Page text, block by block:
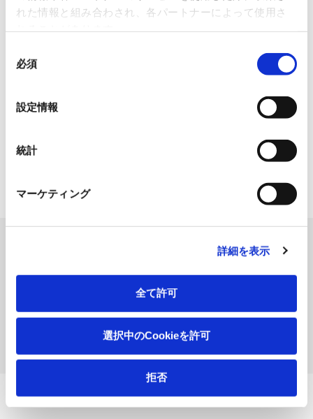
れた情報と組み合わされ、各パートナーによって使用さ
必須
設定情報
統計
マーケティング
詳細を表示
全て許可
選択中のCookieを許可
拒否
検索する